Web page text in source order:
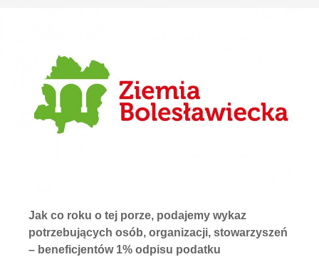
Jak co roku o tej porze, podajemy wykaz
potrzebujących osób, organizacji, stowarzyszeń
– beneficjentów 1% odpisu podatku